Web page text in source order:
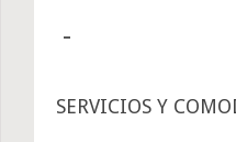
-
SERVICIOS Y